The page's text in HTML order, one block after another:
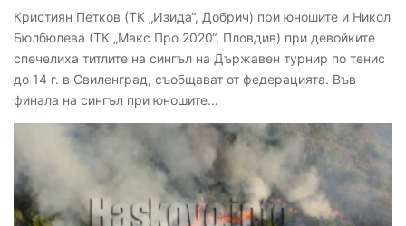
Кристиян Петков (ТК „Изида“, Добрич) при юношите и Никол
Бюлбюлева (ТК „Макс Про 2020“, Пловдив) при девойките
спечелиха титлите на сингъл на Държавен турнир по тенис
до 14 г. в Свиленград, съобщават от федерацията. Във
финала на сингъл при юношите…